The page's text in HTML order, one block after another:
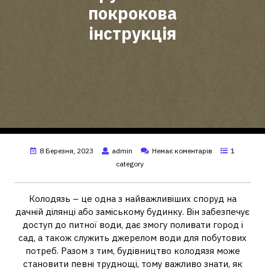
покрокова
інструкція
8 Березня, 2023 admin Немає коментарів
1
category
Колодязь – це одна з найважливіших споруд на
дачній ділянці або заміському будинку. Він забезпечує
доступ до питної води, дає змогу поливати город і
сад, а також служить джерелом води для побутових
потреб. Разом з тим, будівництво колодязя може
становити певні труднощі, тому важливо знати, як